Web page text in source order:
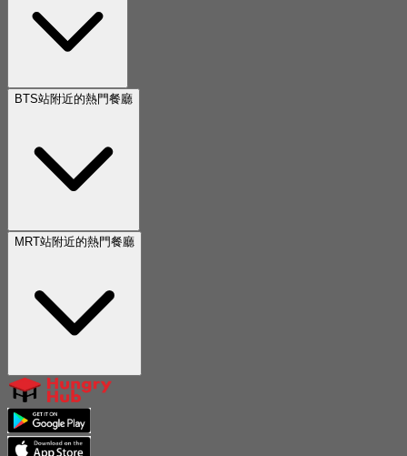
BTS站附近的熱門餐廳
MRT站附近的熱門餐廳